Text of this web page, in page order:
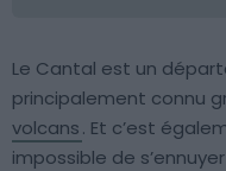
Le Cantal est un
principalement connu
volcans. Et c’est
impossible de